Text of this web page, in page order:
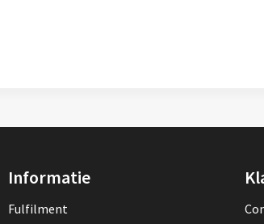
Informatie
Fulfilment